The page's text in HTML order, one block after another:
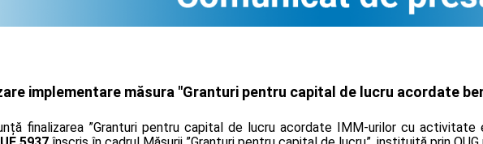
implementare măsura "Granturi pentru capital de lucru acordate
finalizarea ”Granturi pentru capital de lucru acordate IMM-urilor cu